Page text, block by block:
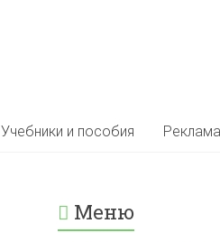
Учебники и пособия
Меню